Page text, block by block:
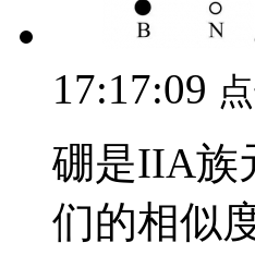
17:17:09
硼是IIA族
们的相似